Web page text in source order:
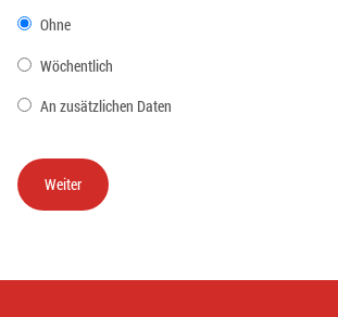
Ohne
Wöchentlich
An zusätzlichen Daten